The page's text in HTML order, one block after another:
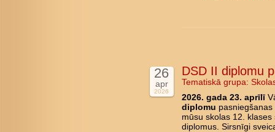
26
apr
2026
DSD II diplomu
Tematiskā grupa:
2026. gada 23. aprīlī
diplomu
mūsu skolas 12.
diplomus. Sirsnīgi